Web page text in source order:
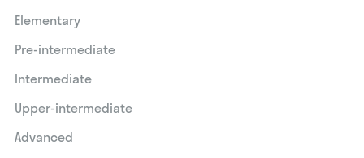
Elementary
Pre-intermediate
Intermediate
Upper-intermediate
Advanced